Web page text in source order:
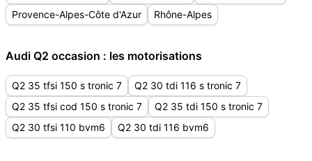
Provence-Alpes-Côte d'Azur
Rhône-Alpes
Audi Q2 occasion : les motorisations
Q2 35 tfsi 150 s tronic 7
Q2 30 tdi 116 s tronic 7
Q2 35 tfsi cod 150 s tronic 7
Q2 35 tdi 150 s tronic 7
Q2 30 tfsi 110 bvm6
Q2 30 tdi 116 bvm6